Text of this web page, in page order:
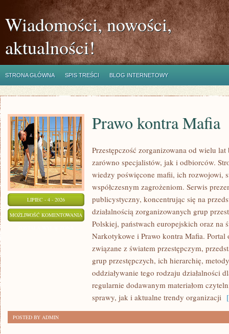
Wiadomości, nowości,
aktualności!
STRONA GŁÓWNA SPIS TREŚCI BLOG INTERNETOWY
LIPIEC - 4 - 2026
MOŻLIWOŚĆ KOMENTOWANIA PRAWO
KONTRA
MAFIA
Prawo kontra Mafia
Przestępczość zorganizowana od wielu
zarówno specjalistów, jak i odbiorców.
wiedzy poświęcone mafii, ich rozwojowi,
współczesnym zagrożeniom. Serwis
publicystyczny, koncentrując się na
działalnością zorganizowanych grup
Polskiej, państwach europejskich oraz na
Narkotykowe i Prawo kontra Mafia.
związane z światem przestępczym,
grup przestępczych, ich hierarchię,
oddziaływanie tego rodzaju działalności
regularnie dodawanym materiałom
sprawy, jak i aktualne trendy organizacji
POSTED BY ADMIN